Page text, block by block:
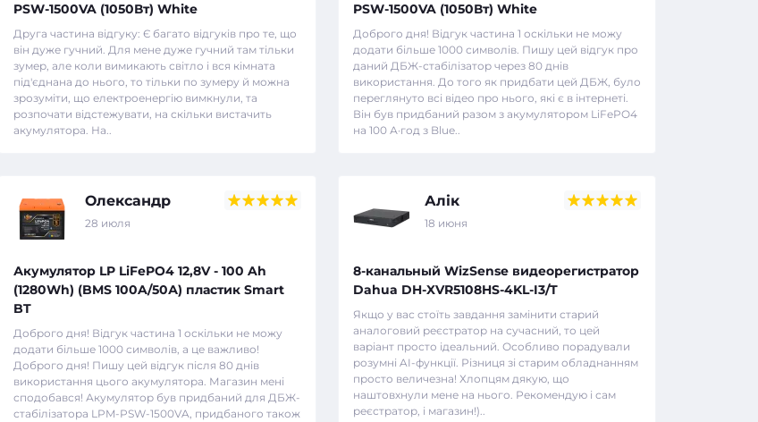
PSW-1500VA (1050Вт) White
Друга частина відгуку: Є багато відгуків про те, що
він дуже гучний. Для мене дуже гучний там тільки
зумер, але коли вимикають світло і вся кімната
під'єднана до нього, то тільки по зумеру й можна
зрозуміти, що електроенергію вимкнули, та
розпочати відстежувати, на скільки вистачить
акумулятора. На..
PSW-1500VA (1050Вт) White
Доброго дня! Відгук частина 1 оскільки не можу
додати більше 1000 символів. Пишу цей відгук про
даний ДБЖ-стабілізатор через 80 днів
використання. До того як придбати цей ДБЖ, було
переглянуто всі відео про нього, які є в інтернеті.
Він був придбаний разом з акумулятором LiFePO4
на 100 А·год з Blue..
Олександр
28 июля
Акумулятор LP LiFePO4 12,8V - 100 Ah
(1280Wh) (BMS 100A/50А) пластик Smart
BT
Доброго дня! Відгук частина 1 оскільки не можу
додати більше 1000 символів, а це важливо!
Доброго дня! Пишу цей відгук після 80 днів
використання цього акумулятора. Магазин мені
сподобався! Акумулятор був придбаний для ДБЖ-
стабілізатора LPM-PSW-1500VA, придбаного також
Алік
18 июня
8-канальный WizSense видеорегистратор
Dahua DH-XVR5108HS-4KL-I3/T
Якщо у вас стоїть завдання замінити старий
аналоговий реєстратор на сучасний, то цей
варіант просто ідеальний. Особливо порадували
розумні AI-функції. Різниця зі старим обладнанням
просто величезна! Хлопцям дякую, що
наштовхнули мене на нього. Рекомендую і сам
реєстратор, і магазин!)..